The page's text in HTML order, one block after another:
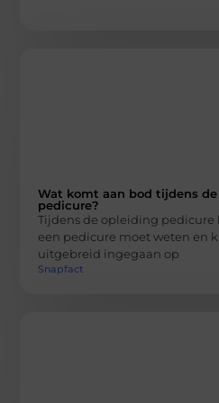
Wat komt aan bod tijdens
pedicure?
Tijdens de opleiding pedicure
een pedicure moet weten en
uitgebreid ingegaan op
Snapfact